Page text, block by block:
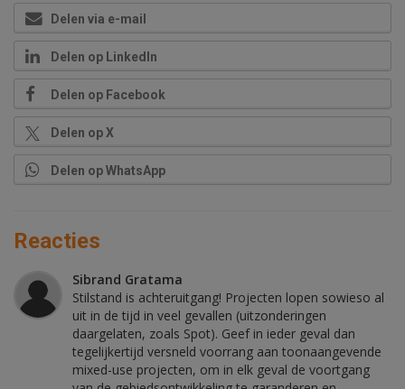
Delen via e-mail
Delen op LinkedIn
Delen op Facebook
Delen op X
Delen op WhatsApp
Reacties
Sibrand Gratama
Stilstand is achteruitgang! Projecten lopen sowieso al
uit in de tijd in veel gevallen (uitzonderingen
daargelaten, zoals Spot). Geef in ieder geval dan
tegelijkertijd versneld voorrang aan toonaangevende
mixed-use projecten, om in elk geval de voortgang